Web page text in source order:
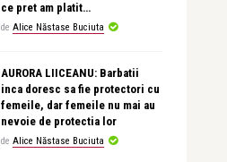
ce pret am platit…
de Alice Năstase Buciuta
AURORA LIICEANU: Barbatii
inca doresc sa fie protectori cu
femeile, dar femeile nu mai au
nevoie de protectia lor
de Alice Năstase Buciuta